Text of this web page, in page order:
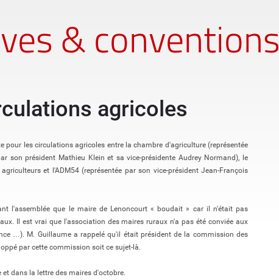
& conventions
agricoles
les circulations agricoles entre la chambre d'agriculture (représentée
son président Mathieu Klein et sa vice-présidente Audrey Normand), le
et l'ADM54 (représentée par son vice-président Jean-François
l'assemblée que le maire de Lenoncourt « boudait » car il n'était pas
Il est vrai que l'association des maires ruraux n'a pas été conviée aux
…). M. Guillaume a rappelé qu'il était président de la commission des
par cette commission soit ce sujet-là.
dans la lettre des maires d'octobre.